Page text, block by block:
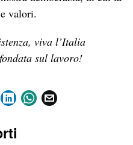
valori.
viva l’Italia
sul lavoro!